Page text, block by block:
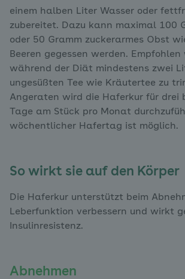
einem halben Liter Wasser oder
zubereitet. Dazu kann maximal 100
oder 50 Gramm zuckerarmes Obst
Beeren gegessen werden. Empfohlen
während der Diät mindestens zwei
ungesüßten Tee wie Kräutertee zu
Angeraten wird die Haferkur für drei
Tage am Stück pro Monat
wöchentlicher Hafertag ist möglich.
So wirkt sie auf den Körper
Die Haferkur unterstützt beim
Leberfunktion verbessern und wirkt
Insulinresistenz.
Abnehmen